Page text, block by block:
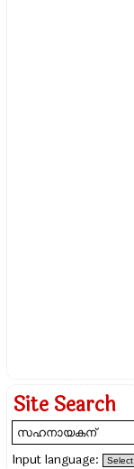
Site Search
Input language: